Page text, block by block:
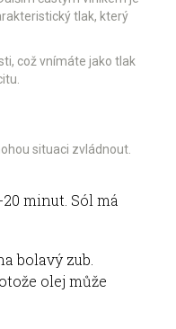
tlak, který
což vnímáte jako tlak
situaci zvládnout.
minut. Sól má
bolavý zub.
olej může